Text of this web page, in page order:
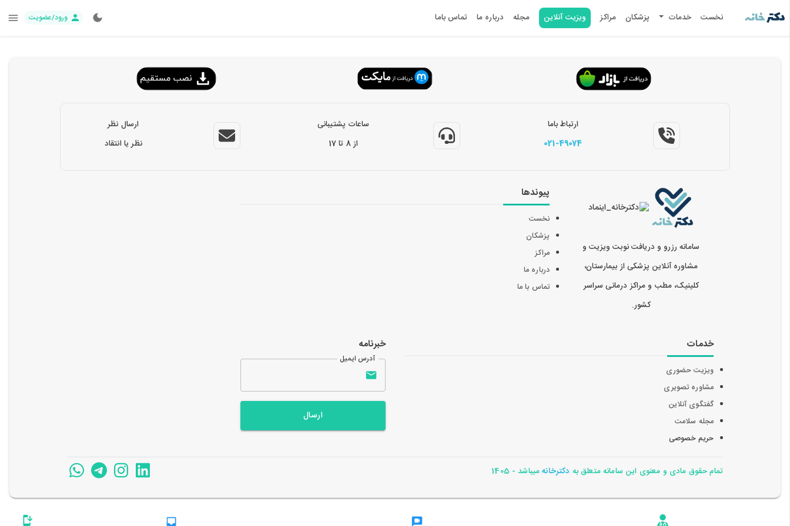
نخست خدمات پزشکان مراکز ویزیت آنلاین مجله درباره ما تماس باما ورود/عضویت
ارتباط باما
021-49074
ساعات پشتیبانی
از 8 تا 17
ارسال نظر
نظر یا انتقاد
سامانه رزرو و دریافت نوبت ویزیت و
مشاوره آنلاین پزشکی از بیمارستان،
کلینیک، مطب و مراکز درمانی سراسر
کشور.
پیوندها
نخست
پزشکان
مراکز
درباره ما
تماس با ما
خدمات
ویزیت حضوری
مشاوره تصویری
گفتگوی آنلاین
مجله سلامت
حریم خصوصی
خبرنامه
آدرس ایمیل
ارسال
تمام حقوق مادی و معنوی این سامانه متعلق به دکترخانهمیباشد - 1405